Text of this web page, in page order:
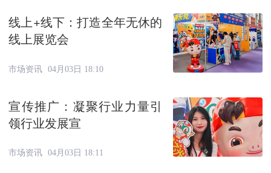
线上+线下：打造全年无休的
线上展览会
市场资讯 04月03日 18:10
宣传推广：凝聚行业力量引
领行业发展宣
市场资讯 04月03日 18:11